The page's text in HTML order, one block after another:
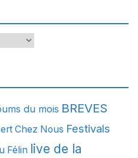
du mois BREVES
Chez Nous Festivals
Félin live de la